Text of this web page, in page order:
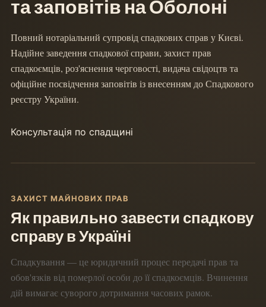
та заповітів на Оболоні
Повний нотаріальний супровід спадкових справ у Києві.
Надійне заведення спадкової справи, захист прав
спадкоємців, роз'яснення черговості, видача свідоцтв та
офіційне посвідчення заповітів із внесенням до Спадкового
реєстру України.
Консультація по спадщині
ЗАХИСТ МАЙНОВИХ ПРАВ
Як правильно завести спадкову
справу в Україні
Спадкування — це юридичний процес передачі прав та
обов'язків від померлої особи до її спадкоємців. Вчинення
дій вимагає суворого дотримання часових рамок.